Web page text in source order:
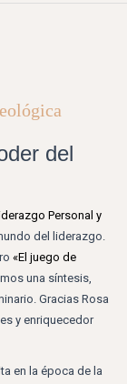
del
Personal y
del liderazgo.
«El juego de
una síntesis,
Gracias Rosa
y enriquecedor
en la época de la